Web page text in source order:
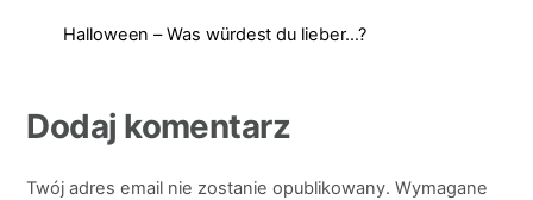
Halloween – Was würdest du lieber…?
Dodaj komentarz
Twój adres email nie zostanie opublikowany. Wymagane